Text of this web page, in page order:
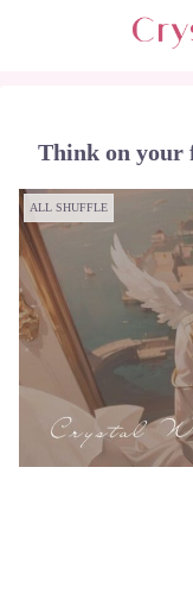
Think on your
ALL SHUFFLE